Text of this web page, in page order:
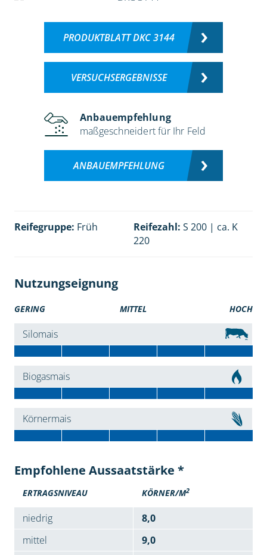
PRODUKTBLATT DKC 3144
VERSUCHSERGEBNISSE
Anbauempfehlung
maßgeschneidert für Ihr Feld
ANBAUEMPFEHLUNG
Reifegruppe: Früh Reifezahl: S 200 | ca. K
220
Nutzungseignung
GERING MITTEL HOCH
Silomais
Biogasmais
Körnermais
Empfohlene Aussaatstärke *
ERTRAGSNIVEAU KÖRNER/M2
niedrig
8,0
mittel
9,0